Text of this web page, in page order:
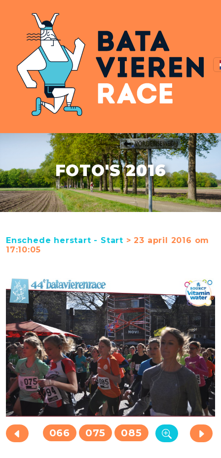
FOTO'S 2016
Enschede herstart - Start > 23 april 2016 om
17:10:05
066 075 085